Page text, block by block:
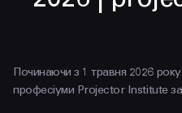
менторство
блог
вийти
Починаючи з 1 травня 2026
професіуми Projector Institute